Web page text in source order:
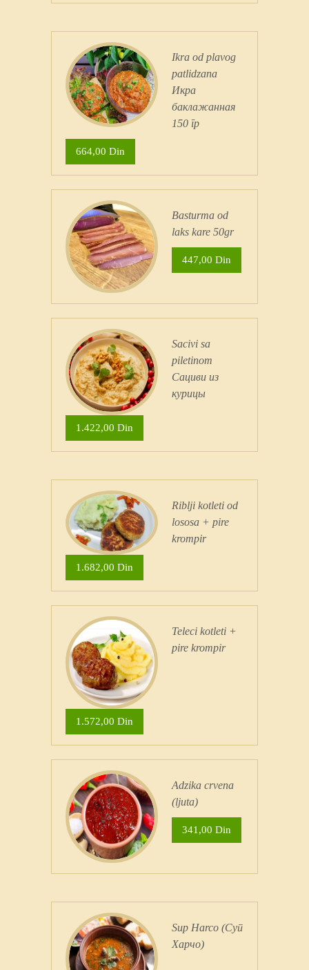
Ikra od plavog
patlidzana
Икра
баклажанная
150 гр
664,00 Din
Basturma od
laks kare 50gr
447,00 Din
Sacivi sa
piletinom
Сациви из
курицы
1.422,00 Din
Riblji kotleti od
lososa + pire
krompir
1.682,00 Din
Teleci kotleti +
pire krompir
1.572,00 Din
Adzika crvena
(ljuta)
341,00 Din
Sup Harco (Суп
Харчо)